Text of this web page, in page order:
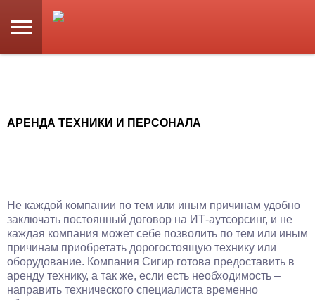
АРЕНДА ТЕХНИКИ И ПЕРСОНАЛА
Не каждой компании по тем или иным причинам удобно
заключать постоянный договор на ИТ-аутсорсинг, и не
каждая компания может себе позволить по тем или иным
причинам приобретать дорогостоящую технику или
оборудование. Компания Сигир готова предоставить в
аренду технику, а так же, если есть необходимость –
направить технического специалиста временно